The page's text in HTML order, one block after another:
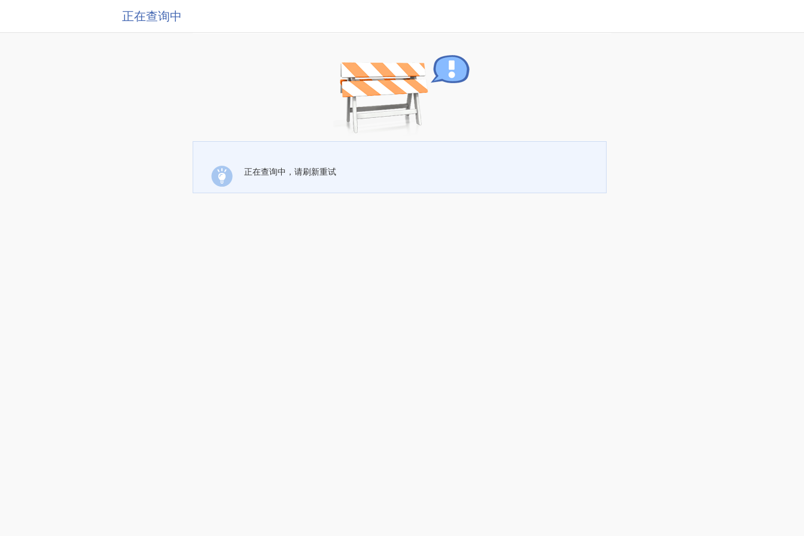
正在查询中
正在查询中，请刷新重试